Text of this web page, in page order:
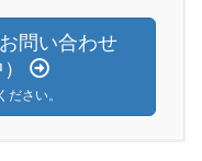
問い合わせ
ださい。